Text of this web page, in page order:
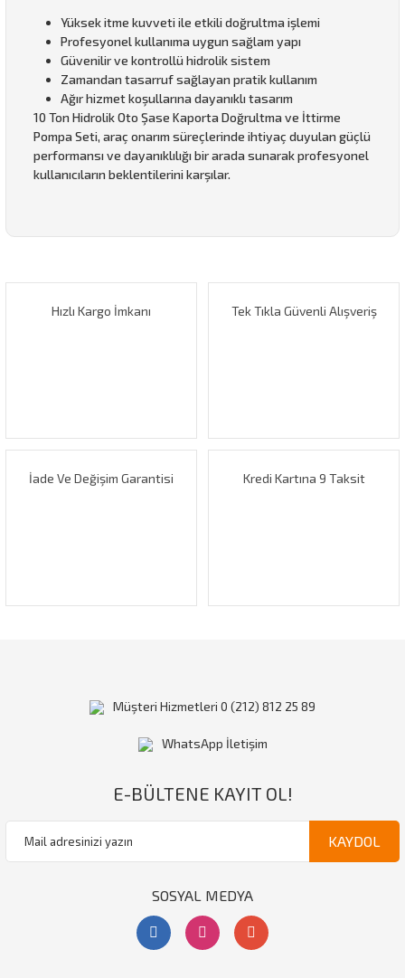
Yüksek itme kuvveti ile etkili doğrultma işlemi
Profesyonel kullanıma uygun sağlam yapı
Güvenilir ve kontrollü hidrolik sistem
Zamandan tasarruf sağlayan pratik kullanım
Ağır hizmet koşullarına dayanıklı tasarım
10 Ton Hidrolik Oto Şase Kaporta Doğrultma ve İttirme
Pompa Seti, araç onarım süreçlerinde ihtiyaç duyulan güçlü
performansı ve dayanıklılığı bir arada sunarak profesyonel
kullanıcıların beklentilerini karşılar.
Görüş ve önerileriniz için teşekkür ederiz.
Hızlı Kargo İmkanı Tek Tıkla Güvenli Alışveriş
İade Ve Değişim Garantisi Kredi Kartına 9 Taksit
Müşteri Hizmetleri 0 (212) 812 25 89
WhatsApp İletişim
E-BÜLTENE KAYIT OL!
KAYDOL
SOSYAL MEDYA